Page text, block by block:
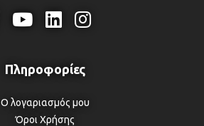
Ο λογαριασμός μου
Όροι Χρήσης